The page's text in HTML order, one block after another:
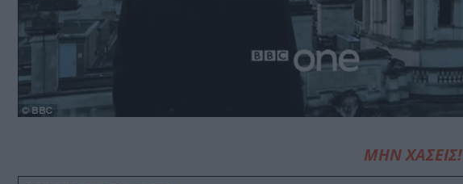
ΜΗΝ ΧΑΣΕΙΣ!